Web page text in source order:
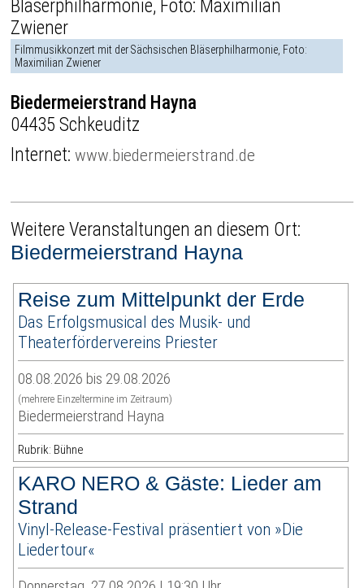
Filmmusikkonzert mit der Sächsischen Bläserphilharmonie, Foto:
Maximilian Zwiener
Biedermeierstrand Hayna
04435 Schkeuditz
Internet:www.biedermeierstrand.de
Weitere Veranstaltungen an diesem Ort:
Biedermeierstrand Hayna
Reise zum Mittelpunkt der Erde
Das Erfolgsmusical des Musik- und
Theaterfördervereins Priester
08.08.2026 bis 29.08.2026
(mehrere Einzeltermine im Zeitraum)
Biedermeierstrand Hayna
Rubrik: Bühne
KARO NERO & Gäste: Lieder am
Strand
Vinyl-Release-Festival präsentiert von »Die
Liedertour«